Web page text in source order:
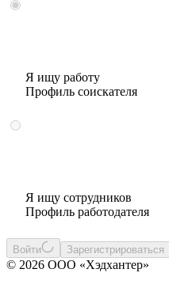
Я ищу работу
Профиль соискателя
Я ищу сотрудников
Профиль работодателя
Войти Зарегистрироваться
© 2026 ООО «Хэдхантер»